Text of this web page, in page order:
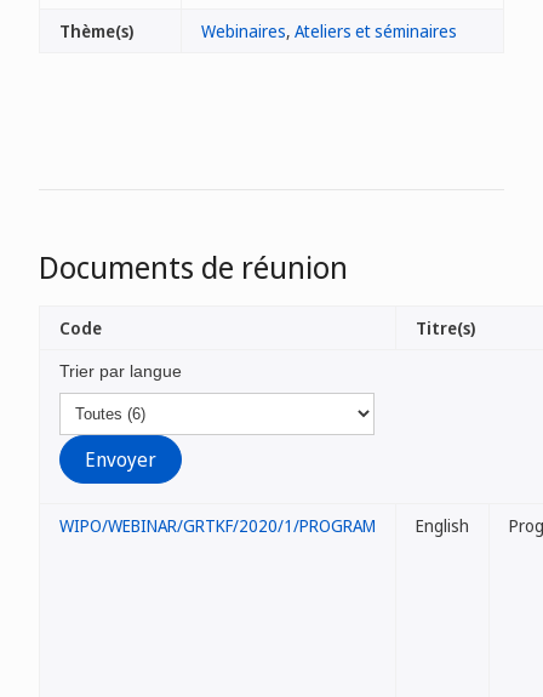
Thème(s) Webinaires, Ateliers et séminaires
Documents de réunion
Trier par langue
Code Titre(s)
WIPO/WEBINAR/GRTKF/2020/1/PROGRAM English